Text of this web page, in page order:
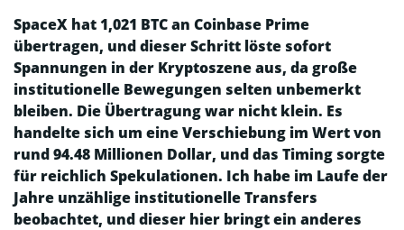
SpaceX hat 1,021 BTC an Coinbase Prime
übertragen, und dieser Schritt löste sofort
Spannungen in der Kryptoszene aus, da große
institutionelle Bewegungen selten unbemerkt
bleiben. Die Übertragung war nicht klein. Es
handelte sich um eine Verschiebung im Wert von
rund 94.48 Millionen Dollar, und das Timing sorgte
für reichlich Spekulationen. Ich habe im Laufe der
Jahre unzählige institutionelle Transfers
beobachtet, und dieser hier bringt ein anderes